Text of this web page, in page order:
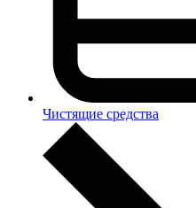
Чистящие средства